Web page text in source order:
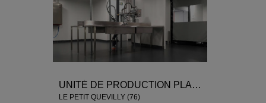
UNITÉ DE PRODUCTION PLANET PHARMA
LE PETIT QUEVILLY (76)